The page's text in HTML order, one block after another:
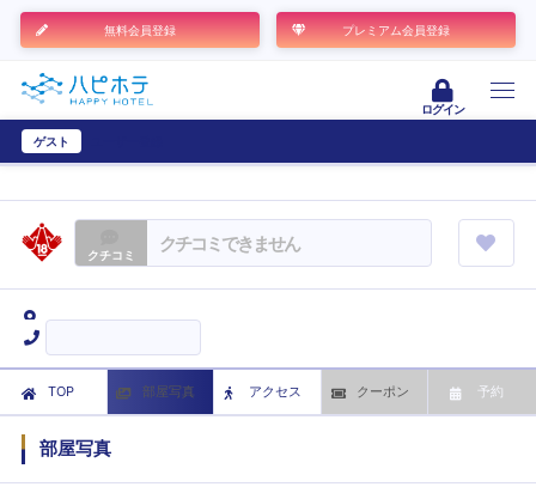
無料会員登録 プレミアム会員登録
ログイン
ゲスト
クチコミ クチコミできません
TOP 部屋写真 アクセス クーポン 予約
部屋写真